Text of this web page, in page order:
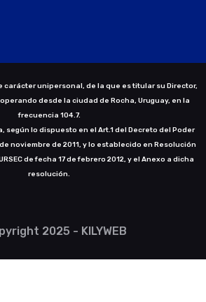
carácter unipersonal, de la que es titular su Director,
operando desde la ciudad de Rocha, Uruguay, en la
frecuencia 104.7.
según lo dispuesto en el Art.1 del Decreto del Poder
noviembre de 2011, y lo establecido en Resolución
de fecha 17 de febrero 2012, y el Anexo a dicha
resolución.
2025 - KILYWEB